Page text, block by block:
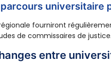
universitaire
fourniront
de commissaires de justice.
entre